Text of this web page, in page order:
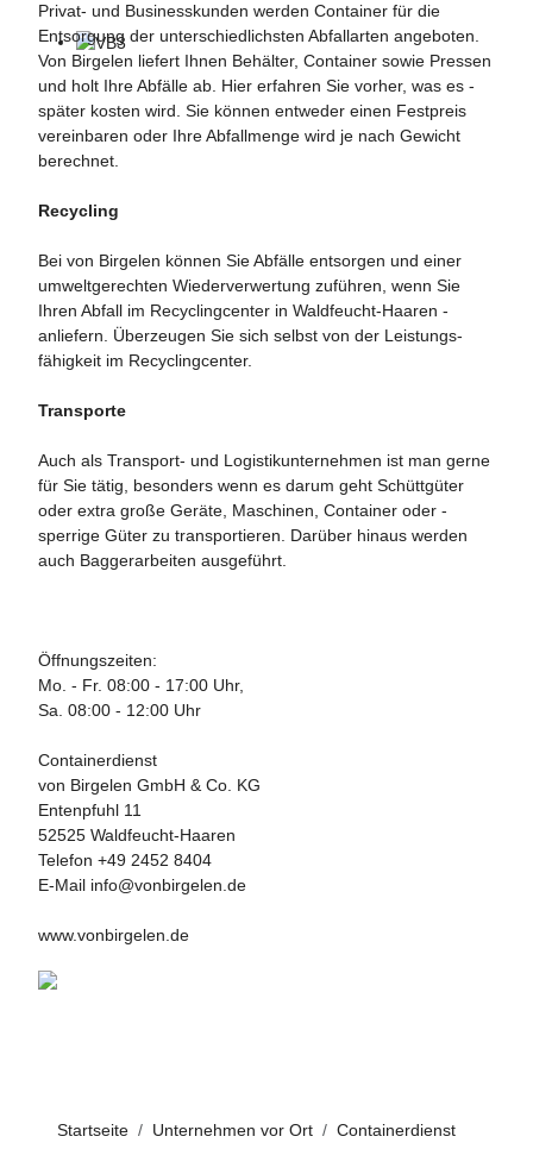
Privat- und Businesskunden werden Container für die
Entsorgung der unterschiedlichsten Abfallarten angeboten.
Von ­Birgelen ­liefert Ihnen Behälter, Container sowie Pressen
und holt Ihre Abfälle ab. Hier erfahren Sie vorher, was es ­
später kosten wird. Sie können ­entweder einen Festpreis
vereinbaren oder Ihre Abfallmenge wird je nach Gewicht
berechnet.
Recycling
Bei von Birgelen können Sie Abfälle entsorgen und einer
umweltgerechten Wiederverwertung zuführen, wenn Sie
Ihren Abfall im ­Recyclingcenter in Waldfeucht-Haaren ­
anliefern. Überzeugen Sie sich selbst von der Leistungs­
fähigkeit im Recyclingcenter.
Transporte
Auch als Transport- und Logistikunternehmen ist man ­gerne
für Sie tätig, besonders wenn es darum geht Schütt­güter
oder ­extra ­große Geräte, ­Maschinen, Container oder ­
sperrige Güter zu transpor­tieren. Darüber hinaus werden
auch Baggerarbeiten aus­geführt.
Öffnungszeiten:
Mo. - Fr. 08:00 - 17:00 Uhr,
Sa. 08:00 - 12:00 Uhr
Containerdienst
von Birgelen GmbH & Co. KG
Entenpfuhl 11
52525 Waldfeucht-Haaren
Telefon +49 2452 8404
E-Mail info@vonbirgelen.de
www.vonbirgelen.de
Startseite Unternehmen vor Ort
Containerdienst